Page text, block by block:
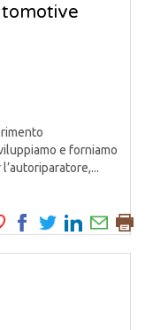
e forniamo